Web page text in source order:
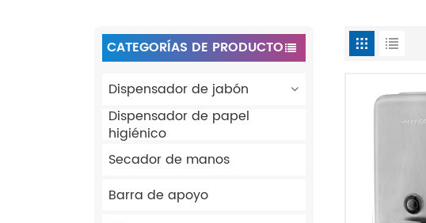
CATEGORÍAS DE PRODUCTO
Dispensador de jabón
Dispensador de papel
higiénico
Secador de manos
Barra de apoyo